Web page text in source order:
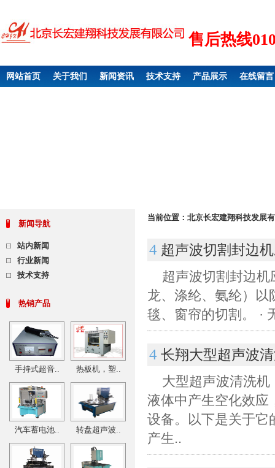
售后热线
网站首页 关于我们 新闻资讯 技术支持 产品展示 在线留言
新闻导航
站内新闻
行业新闻
技术支持
热销产品
手持式超音.. 热板机，塑..
汽车蓄电池.. 转盘超声波..
当前位置： 北京长宏建翔科技发展
4 超声波切割封边
超声波切割封边机
龙、涤纶、氨纶）以
毯、窗帘的切割。 ·
4 长翔大型超声波
大型超声波清洗
液体中产生空化效应
设备。以下是关于它
产生..